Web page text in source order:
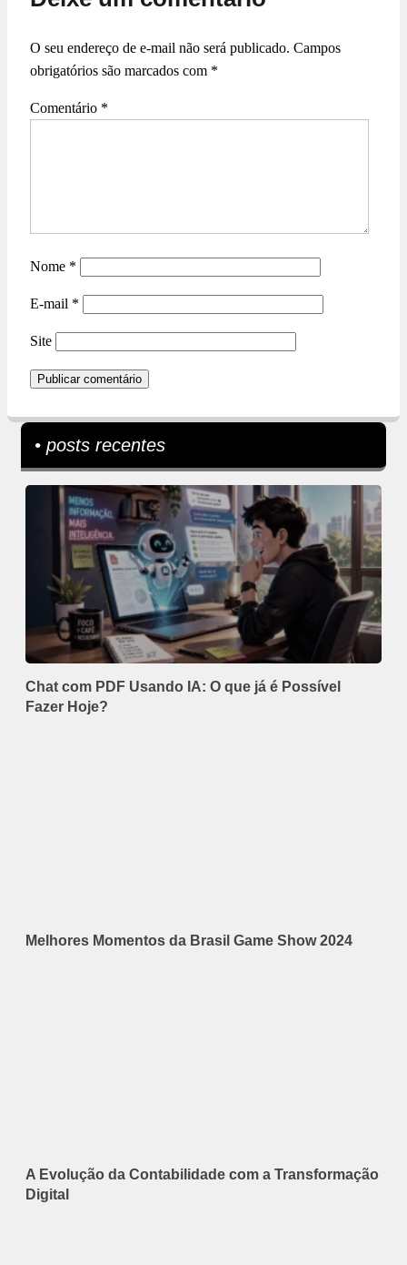
O seu endereço de e-mail não será publicado. Campos
obrigatórios são marcados com *
Comentário *
Nome *
E-mail *
Site
• posts recentes
Chat com PDF Usando IA: O que já é Possível
Fazer Hoje?
Melhores Momentos da Brasil Game Show 2024
A Evolução da Contabilidade com a Transformação
Digital